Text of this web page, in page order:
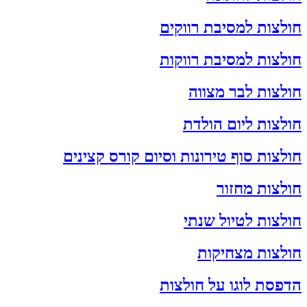
חולצות למסיבת רווקים
חולצות למסיבת רווקות
חולצות לבר מצווה
חולצות ליום הולדת
חולצות סוף טירונות וסיום קורס קצינים
חולצות מחזור
חולצות לטיול שנתי
חולצות מצחיקות
הדפסת לוגו על חולצות